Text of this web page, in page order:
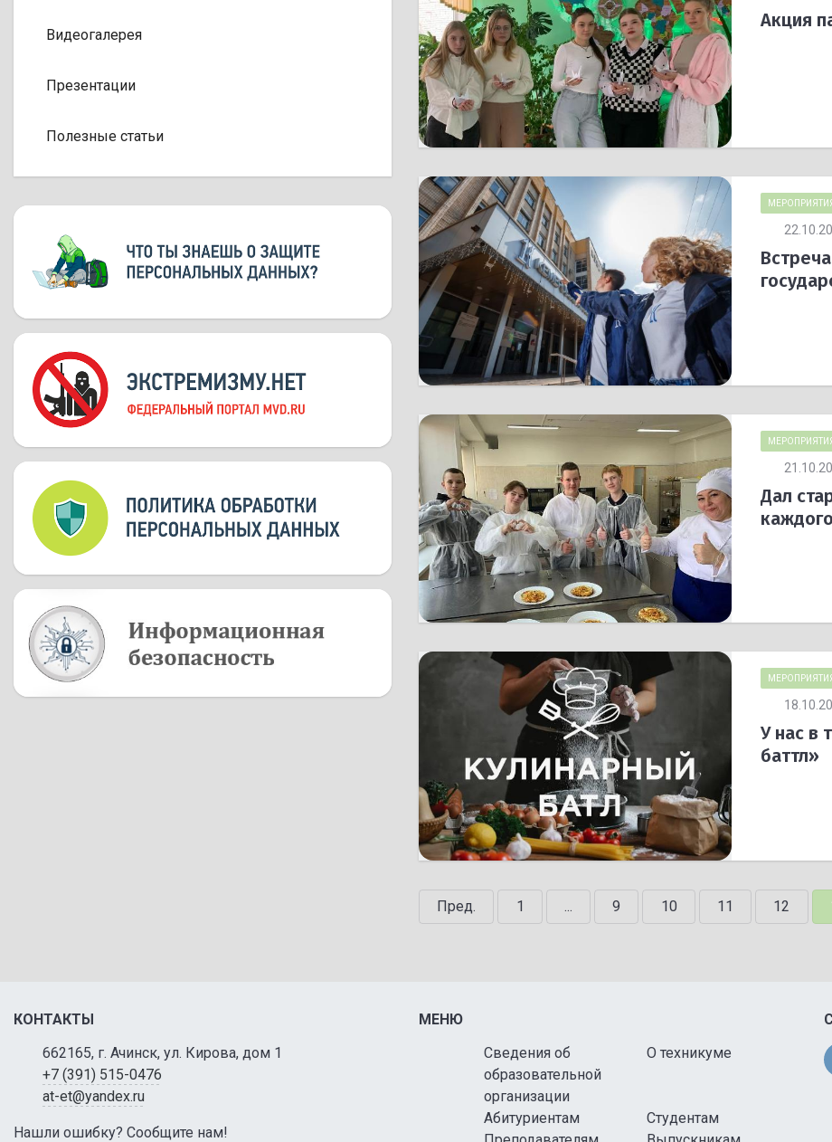
Видеогалерея
Презентации
Полезные статьи
Акция
Дал
У нас в
баттл»
Пред. 1 ... 9 10 11 12
КОНТАКТЫ
662165, г. Ачинск, ул. Кирова, дом 1
+7 (391) 515-0476
at-et@yandex.ru
Нашли ошибку? Сообщите нам!
МЕНЮ
Сведения об
образовательной
организации
О техникуме
Абитуриентам
Студентам